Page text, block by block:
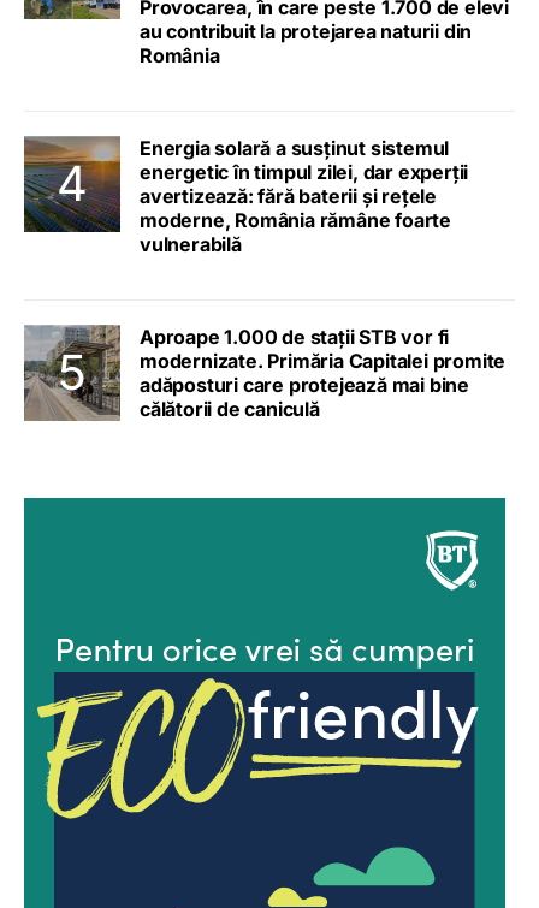
Provocarea, în care peste 1.700 de elevi
au contribuit la protejarea naturii din
România
Energia solară a susținut sistemul
energetic în timpul zilei, dar experții
avertizează: fără baterii și rețele
moderne, România rămâne foarte
vulnerabilă
Aproape 1.000 de stații STB vor fi
modernizate. Primăria Capitalei promite
adăposturi care protejează mai bine
călătorii de caniculă